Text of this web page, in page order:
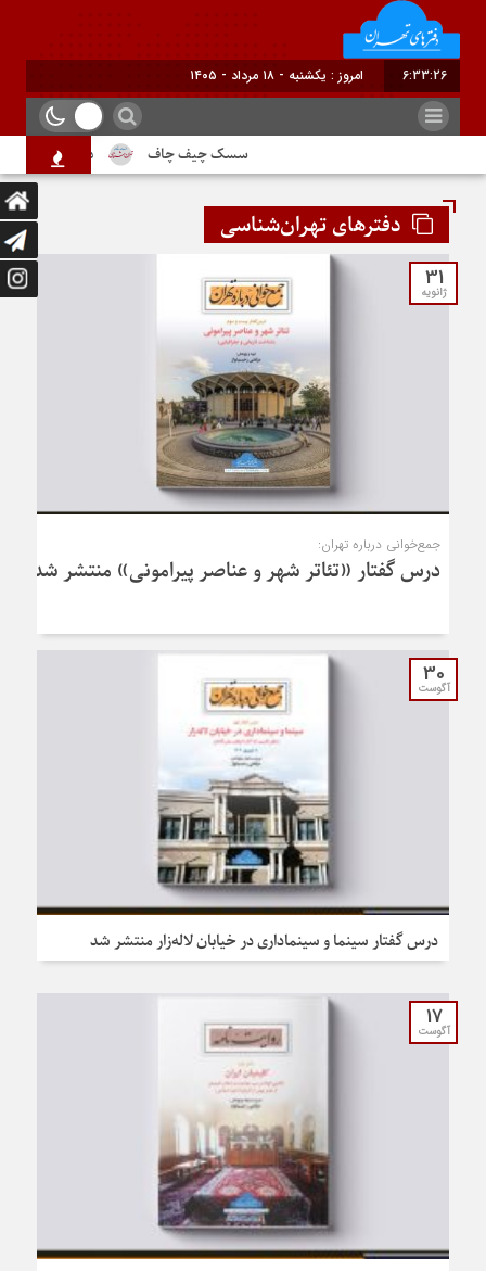
6:33:27 برابر با : Sunday - 9 August - 2026
سسک چیف چاف دم جنبانک ابلق
دفترهای تهران‌شناسی
31
ژانویه
جمع‌خوانی درباره تهران:
درس‌ گفتار «تئاتر شهر و عناصر پیرامونی» منتشر شد
30
آگوست
درس گفتار سینما و سینماداری در خیابان لاله‌زار منتشر شد
17
آگوست